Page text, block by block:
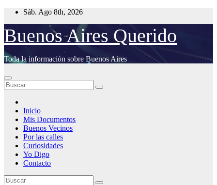
Saltar
contenido
Sáb. Ago 8th, 2026
Buenos Aires Querido
Toda la información sobre Buenos Aires
Inicio
Mis Documentos
Buenos Vecinos
Por las calles
Curiosidades
Yo Digo
Contacto